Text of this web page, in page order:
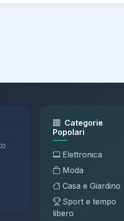
Categorie
Popolari
Elettronica
Moda
Casa e Giardino
Sport e tempo
libero